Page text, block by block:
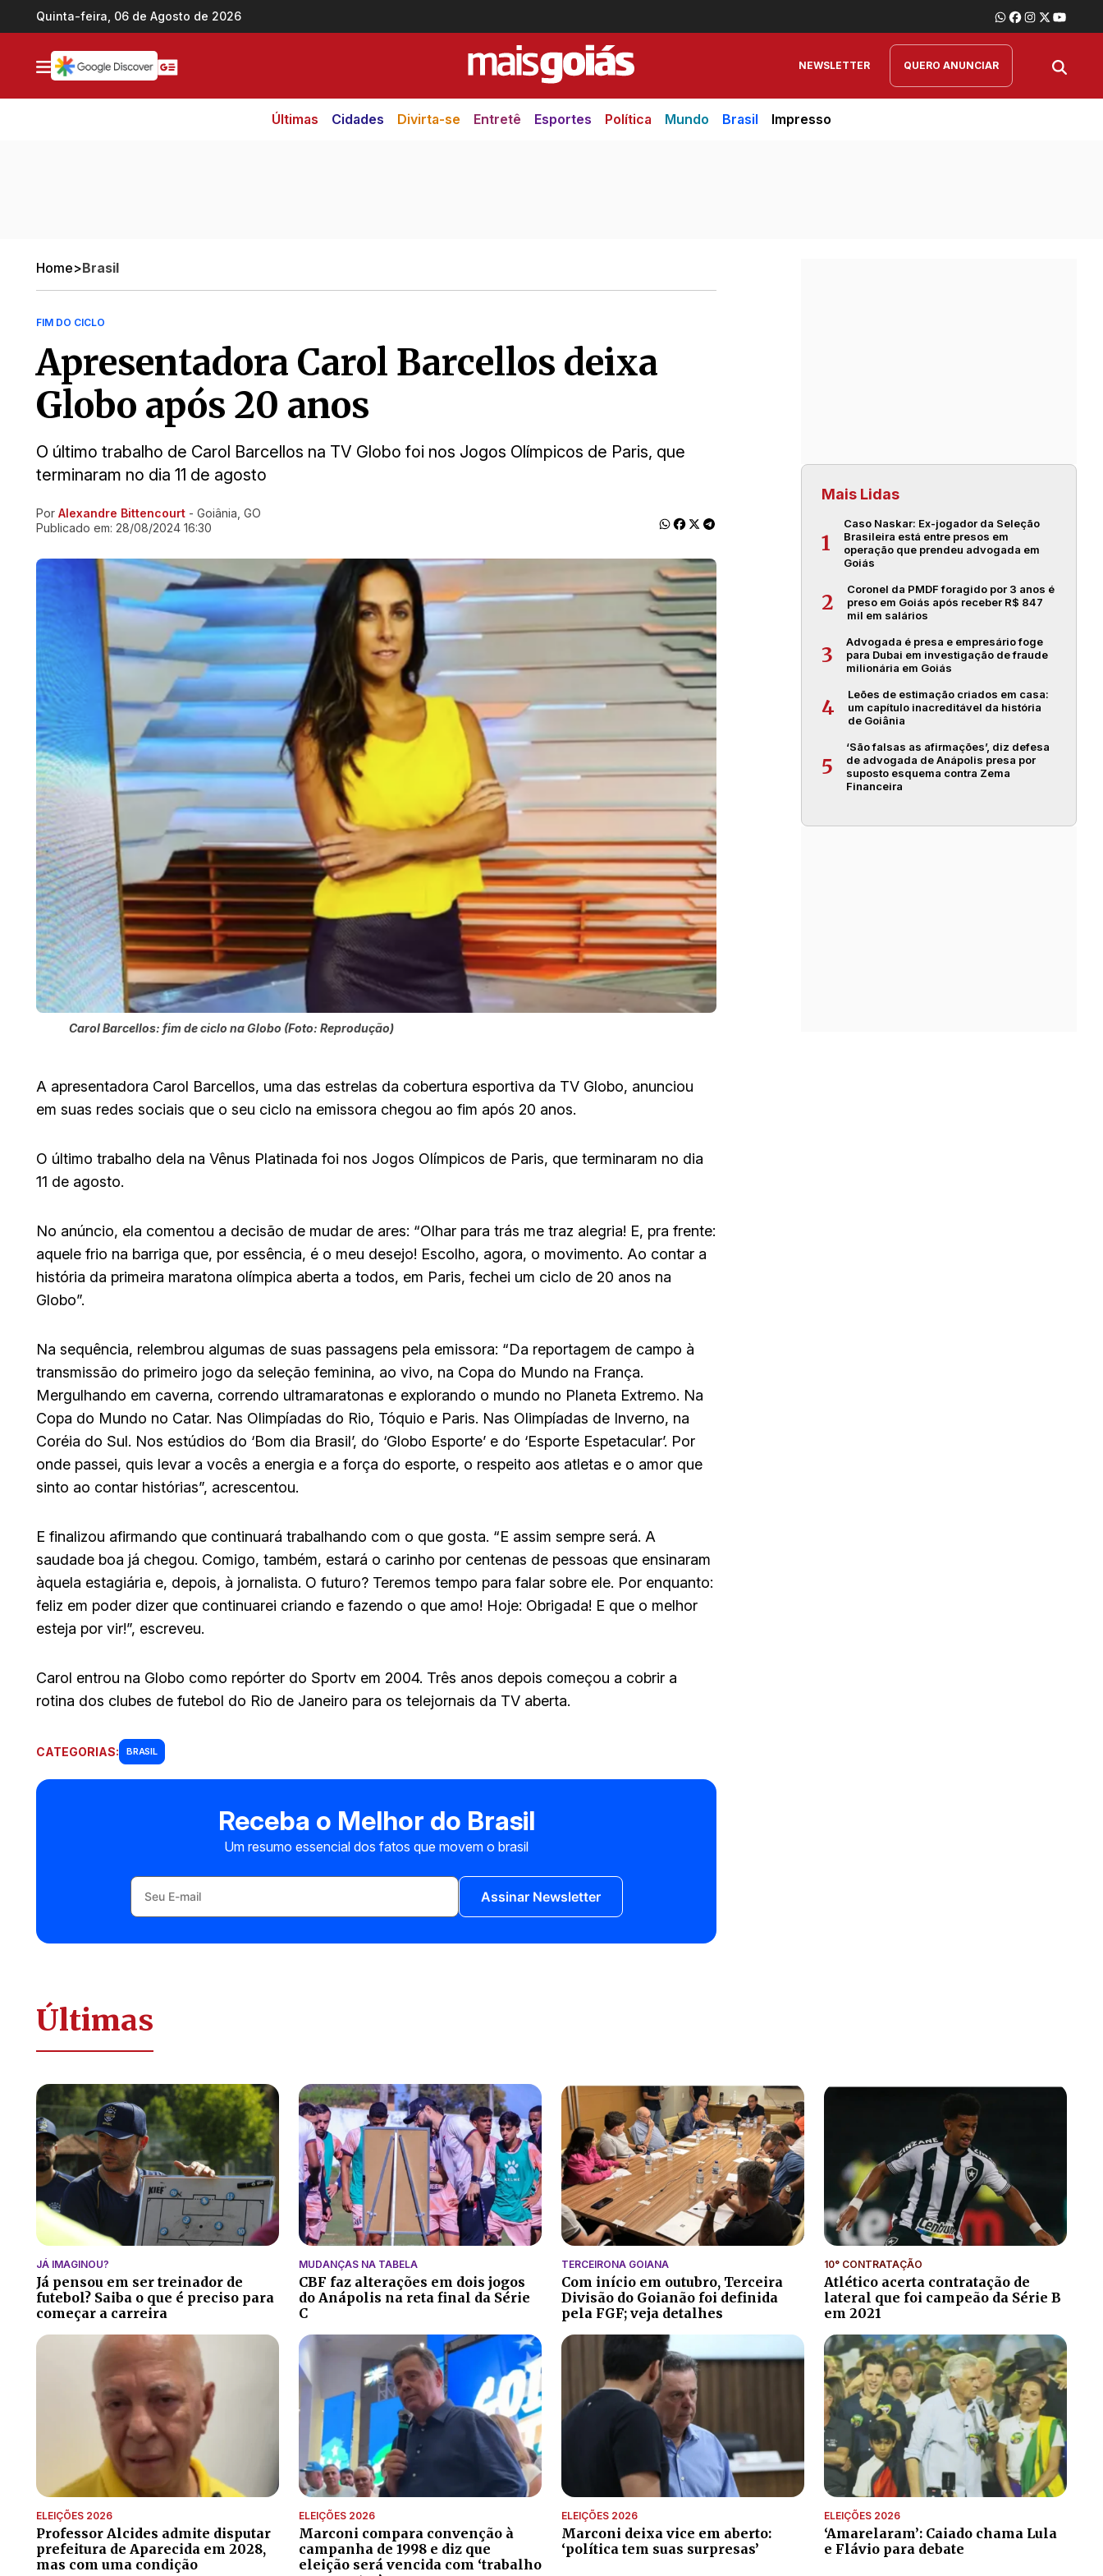
Ir direto pro conteúdo
Quinta-feira, 06 de Agosto de 2026
NEWSLETTER QUERO ANUNCIAR
Últimas Cidades Divirta-se Entretê Esportes Política Mundo Brasil Impresso
Home>Brasil
FIM DO CICLO
Apresentadora Carol Barcellos deixa
Globo após 20 anos
O último trabalho de Carol Barcellos na TV Globo foi nos Jogos Olímpicos de Paris, que
terminaram no dia 11 de agosto
Ir direto pra matéria
Por Alexandre Bittencourt - Goiânia, GO
Publicado em: 28/08/2024 16:30
Carol Barcellos: fim de ciclo na Globo (Foto: Reprodução)
A apresentadora Carol Barcellos, uma das estrelas da cobertura esportiva da TV Globo, anunciou
em suas redes sociais que o seu ciclo na emissora chegou ao fim após 20 anos.
O último trabalho dela na Vênus Platinada foi nos Jogos Olímpicos de Paris, que terminaram no dia
11 de agosto.
No anúncio, ela comentou a decisão de mudar de ares: “Olhar para trás me traz alegria! E, pra frente:
aquele frio na barriga que, por essência, é o meu desejo! Escolho, agora, o movimento. Ao contar a
história da primeira maratona olímpica aberta a todos, em Paris, fechei um ciclo de 20 anos na
Globo”.
Na sequência, relembrou algumas de suas passagens pela emissora: “Da reportagem de campo à
transmissão do primeiro jogo da seleção feminina, ao vivo, na Copa do Mundo na França.
Mergulhando em caverna, correndo ultramaratonas e explorando o mundo no Planeta Extremo. Na
Copa do Mundo no Catar. Nas Olimpíadas do Rio, Tóquio e Paris. Nas Olimpíadas de Inverno, na
Coréia do Sul. Nos estúdios do ‘Bom dia Brasil’, do ‘Globo Esporte’ e do ‘Esporte Espetacular’. Por
onde passei, quis levar a vocês a energia e a força do esporte, o respeito aos atletas e o amor que
sinto ao contar histórias”, acrescentou.
E finalizou afirmando que continuará trabalhando com o que gosta. “E assim sempre será. A
saudade boa já chegou. Comigo, também, estará o carinho por centenas de pessoas que ensinaram
àquela estagiária e, depois, à jornalista. O futuro? Teremos tempo para falar sobre ele. Por enquanto:
feliz em poder dizer que continuarei criando e fazendo o que amo! Hoje: Obrigada! E que o melhor
esteja por vir!”, escreveu.
Carol entrou na Globo como repórter do Sportv em 2004. Três anos depois começou a cobrir a
rotina dos clubes de futebol do Rio de Janeiro para os telejornais da TV aberta.
CATEGORIAS: BRASIL
Receba o Melhor do Brasil
Um resumo essencial dos fatos que movem o brasil
Assinar Newsletter
Mais Lidas
1
Caso Naskar: Ex-jogador da Seleção
Brasileira está entre presos em
operação que prendeu advogada em
Goiás
2
Coronel da PMDF foragido por 3 anos é
preso em Goiás após receber R$ 847
mil em salários
3
Advogada é presa e empresário foge
para Dubai em investigação de fraude
milionária em Goiás
4
Leões de estimação criados em casa:
um capítulo inacreditável da história
de Goiânia
5
‘São falsas as afirmações’, diz defesa
de advogada de Anápolis presa por
suposto esquema contra Zema
Financeira
Últimas
JÁ IMAGINOU?
Já pensou em ser treinador de
futebol? Saiba o que é preciso para
começar a carreira
MUDANÇAS NA TABELA
CBF faz alterações em dois jogos
do Anápolis na reta final da Série
C
TERCEIRONA GOIANA
Com início em outubro, Terceira
Divisão do Goianão foi definida
pela FGF; veja detalhes
10° CONTRATAÇÃO
Atlético acerta contratação de
lateral que foi campeão da Série B
em 2021
ELEIÇÕES 2026
Professor Alcides admite disputar
prefeitura de Aparecida em 2028,
mas com uma condição
ELEIÇÕES 2026
Marconi compara convenção à
campanha de 1998 e diz que
eleição será vencida com ‘trabalho
ELEIÇÕES 2026
Marconi deixa vice em aberto:
‘política tem suas surpresas’
ELEIÇÕES 2026
‘Amarelaram’: Caiado chama Lula
e Flávio para debate